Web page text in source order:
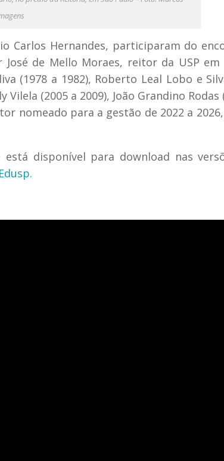
Carlos Hernandes, participaram do
de Mello Moraes, reitor da USP em
(1978 a 1982), Roberto Leal Lobo e
Vilela (2005 a 2009), João Grandino Rodas
nomeado para a gestão de 2022 a
disponível para download nas